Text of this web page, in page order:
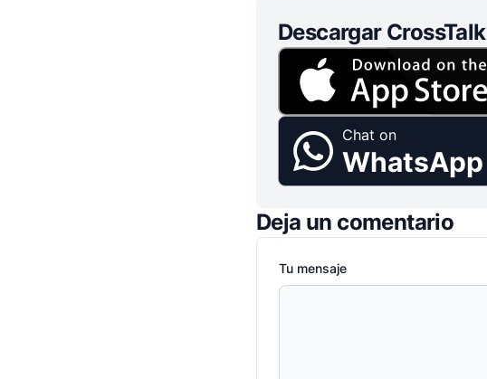
Descargar CrossTalk
Chat on
WhatsApp
Deja un comentario
Tu mensaje